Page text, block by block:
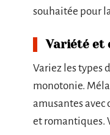
souhaitée pour
Variété et
Variez les types
monotonie.
amusantes avec
et romantiques.